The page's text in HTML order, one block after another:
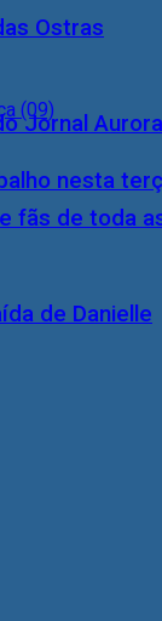
nesta
Ostras
Jornal
fãs de toda
de Danielle